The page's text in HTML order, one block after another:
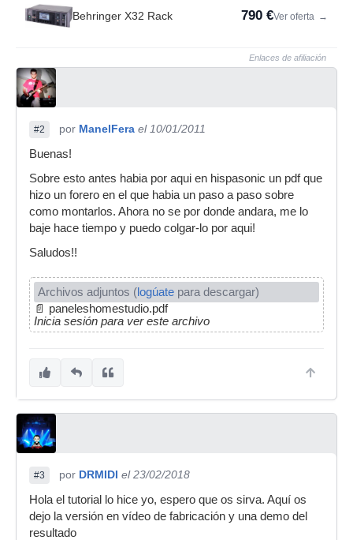
Behringer X32 Rack 790 €Ver oferta →
Enlaces de afiliación
#2 por ManelFera el 10/01/2011
Buenas!
Sobre esto antes habia por aqui en hispasonic un pdf que
hizo un forero en el que habia un paso a paso sobre
como montarlos. Ahora no se por donde andara, me lo
baje hace tiempo y puedo colgar-lo por aqui!
Saludos!!
Archivos adjuntos (logúate para descargar)
📄
paneleshomestudio.pdf
Inicia sesión para ver este archivo
#3 por DRMIDI el 23/02/2018
Hola el tutorial lo hice yo, espero que os sirva. Aquí os
dejo la versión en vídeo de fabricación y una demo del
resultado